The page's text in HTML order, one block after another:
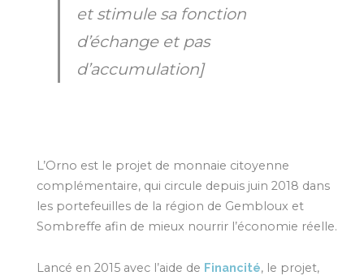
et stimule sa fonction
d’échange et pas
d’accumulation]
L’Orno est le projet de monnaie citoyenne
complémentaire, qui circule depuis juin 2018 dans
les portefeuilles de la région de Gembloux et
Sombreffe afin de mieux nourrir l’économie réelle.
Lancé en 2015 avec l’aide de Financité, le projet,